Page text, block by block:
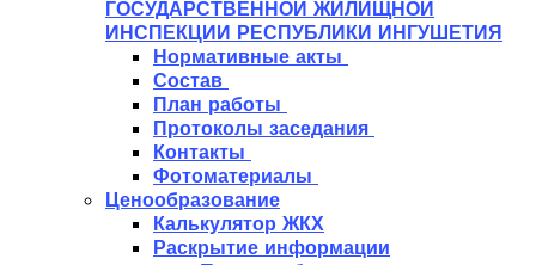
ГОСУДАРСТВЕННОЙ ЖИЛИЩНОЙ
ИНСПЕКЦИИ РЕСПУБЛИКИ ИНГУШЕТИЯ
Нормативные акты
Состав
План работы
Протоколы заседания
Контакты
Фотоматериалы
Ценообразование
Калькулятор ЖКХ
Раскрытие информации